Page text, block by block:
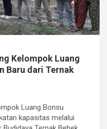
Kelompok Luang
Baru dari Ternak
Luang Bonsu
kapasitas melalui